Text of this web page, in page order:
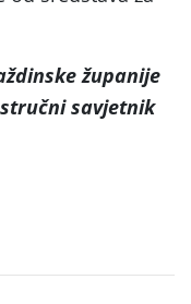
županije
savjetnik